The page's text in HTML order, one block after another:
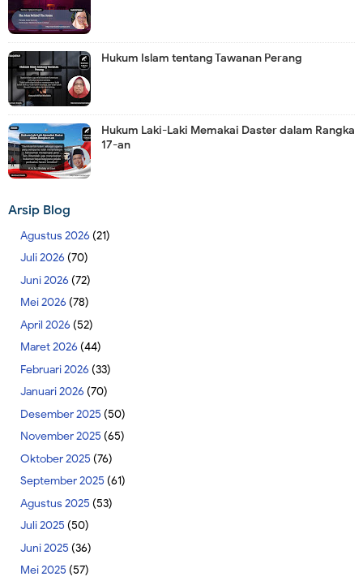
Hukum Islam tentang Tawanan Perang
Hukum Laki-Laki Memakai Daster dalam Rangka
17-an
Arsip Blog
Agustus 2026 (21)
Juli 2026 (70)
Juni 2026 (72)
Mei 2026 (78)
April 2026 (52)
Maret 2026 (44)
Februari 2026 (33)
Januari 2026 (70)
Desember 2025 (50)
November 2025 (65)
Oktober 2025 (76)
September 2025 (61)
Agustus 2025 (53)
Juli 2025 (50)
Juni 2025 (36)
Mei 2025 (57)